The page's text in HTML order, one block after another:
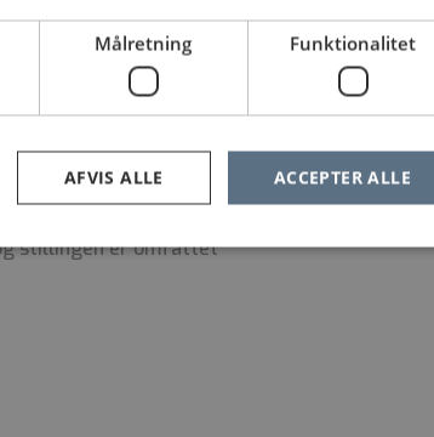
vores Instagram-
stillingen er omfattet
Målretning Funktionalitet
ACCEPTER ALLE
AFVIS ALLE